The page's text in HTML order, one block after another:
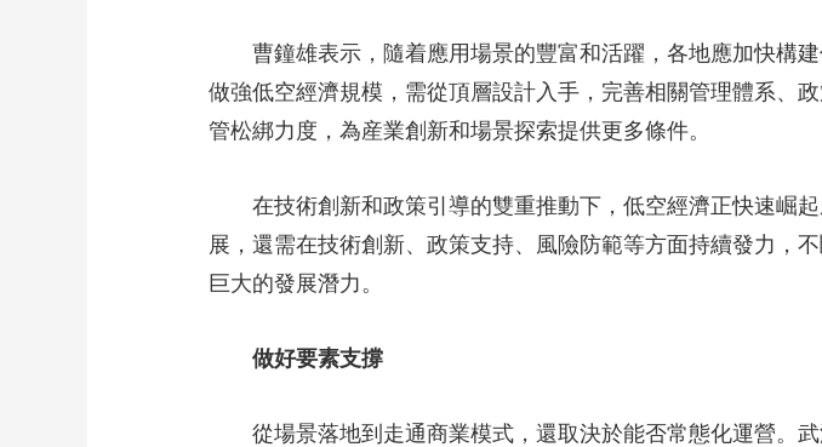
曹鐘雄表示，隨着應用場景的豐富和活躍，各地應加快構
做強低空經濟規模，需從頂層設計入手，完善相關管理體系、
管松綁力度，為産業創新和場景探索提供更多條件。
在技術創新和政策引導的雙重推動下，低空經濟正快速崛
展，還需在技術創新、政策支持、風險防範等方面持續發力，
巨大的發展潛力。
做好要素支撐
從場景落地到走通商業模式，還取決於能否常態化運營。